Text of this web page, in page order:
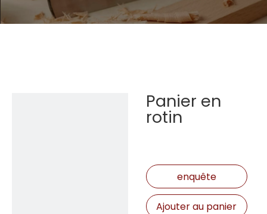
Panier en
rotin
enquête
Ajouter au panier